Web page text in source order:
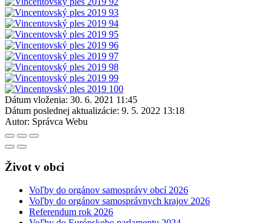
Dátum vloženia: 30. 6. 2021 11:45
Dátum poslednej aktualizácie: 9. 5. 2022 13:18
Autor: Správca Webu
Život v obci
Voľby do orgánov samosprávy obcí 2026
Voľby do orgánov samosprávnych krajov 2026
Referendum rok 2026